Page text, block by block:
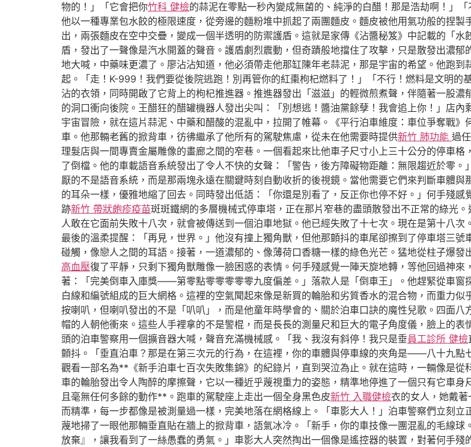
物的！」「它會把你竹科 健檢的蒜泥在零點一秒內變成無菌的、純淨的白醋！那是浩劫啊！」
他以一種專業包水餃的極限速度，從旁邊的麵粉堆中抓起了兩團麵皮。麵皮被他用氣功般的捏製
出，兩張麵皮在空中交疊，變成一個半透明的防禦護盾。這就是家傳《沾醬秘笈》中記載的「
盾，發出了一聲像是汽水開蓋的聲音。護盾劇烈震動，但奇蹟般地擋住了攻擊，只是散發出濃
地大喊，中藥味更濃了。廖沾沾知道，他必須帶走他那缸陳年老蒜泥，那是宇宙的希望。他跑
起。「走！K-999！我們要從後院逃跑！別再管你的紅棗枸杞燃料了！」「不行！燃料是文明
沾的衣領，同時開啟了它背上的枸杞推進器。推進器發出「滋滋」的輕微煎煮聲，伴隨著一股
的洞口衝向後院。王醋狂的醋罐機器人發出尖叫：「別想逃！醬油黨餘孽！我會追上你！」店
宇宙冒險，就在這片蒜泥、中藥和醋酸的混亂中，拉開了帷幕。《平行泊車維度：車位爭奪戰
車。他那輛老舊的掀背車，彷彿繼承了他所有的駕駛焦慮，從未在他需要時提供新竹 肺功能 過
理髮店與一間專賣金屬雕像的畫廊之間的窄巷。一個看起來比他車子尺寸小上三十公分的停車
了倒檔。他的車載語音系統發出了令人不快的女聲：「警告，後方障礙物距離：無限趨近於零
厭的不是語音系統，而是那兩塊永遠在關鍵時刻自動收折的後視鏡。當他需要它們來判斷車體
的耳朵一樣，優雅地縮了回去。同時發出低語：「你還是別看了，反正你也停不好。」何手殘
跡新竹 帶狀皰疹疫苗斑斑鐵網的多層機械式停車塔，正在那片窄巷的盡頭散發出不正常的綠光
人敢在它面前失敗十八次，就會被傳送到一個泊車地獄。他已經失敗了十七次。現在是第十八
最後的溫柔提醒：「再見，世界。」他沒有撞上獨角獸，但他那顫抖的車尾卻擦到了停車塔三
碰觸，像戀人之間的耳語。接著，一道濃郁的、像薄荷口香糖一樣的綠色光芒。猛地從柱子爆
高血壓復了平靜，只剩下獨角獸雕像一臉困惑的表情。何手殘感覺一陣天旋地轉，等他回過神
著：「完美倒車入庫獎——第零點零零零零零九度偏差。」落款人是「倒車王」。他趕緊從車窗
白線和編號組成的巨大網格。這裡的空氣聞起來像是新買的輪胎和劣質香水的混合物，而重力
按喇叭，但喇叭發出的不是「叭叭」，而是他童年時學會的、關於泊車口訣的魔性兒歌。四面
帽的人朝他衝來。這些人手裡拿的不是警棍，而是長長的測量尺和巨大的電子角度儀，臉上的
頭的泊車警察用一個擴音器大喊，聲音充滿機械感。「我、我沒有斜停！我只是垂員工診所 健檢
顫抖。「垂直泊車？那是在第三次元的行為，在這裡，你的車體與停車線的夾角是——八十九點
觀看一部名為**《新手泊車七百次失敗集錦》的紀錄片，直到哭泣為止。就在這時，一輛像是
車的輪胎發出令人陶醉的摩擦聲，它以一種近乎蔑視重力的姿態，精準地停進了一個只有它車
且毫無任何多餘的動作**。跑車的駕駛座上走出一個全身黑色皮新竹 入職健檢衣的女人，她戴
而精準，每一步都像是被測量過一樣，完美地落在網格線上。「車影大人！」泊車警察們立刻
蔑地掃了一眼他那輛垂直貼在牆上的掀背車，語氣冰冷。「新手，你的車技像一團混亂的毛線
放棄』，讓我看到了一絲愚蠢的勇氣。」車影大人突然掏出一個像是遙控器的裝置，對著何手